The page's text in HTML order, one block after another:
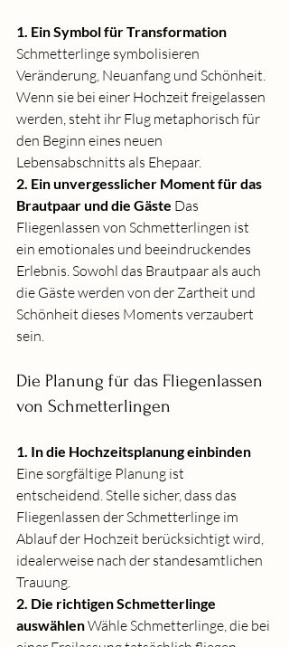
1. Ein Symbol für Transformation
Schmetterlinge symbolisieren
Veränderung, Neuanfang und Schönheit.
Wenn sie bei einer Hochzeit freigelassen
werden, steht ihr Flug metaphorisch für
den Beginn eines neuen
Lebensabschnitts als Ehepaar.
2. Ein unvergesslicher Moment für das
Brautpaar und die Gäste Das
Fliegenlassen von Schmetterlingen ist
ein emotionales und beeindruckendes
Erlebnis. Sowohl das Brautpaar als auch
die Gäste werden von der Zartheit und
Schönheit dieses Moments verzaubert
sein.
Die Planung für das Fliegenlassen
von Schmetterlingen
1. In die Hochzeitsplanung einbinden
Eine sorgfältige Planung ist
entscheidend. Stelle sicher, dass das
Fliegenlassen der Schmetterlinge im
Ablauf der Hochzeit berücksichtigt wird,
idealerweise nach der standesamtlichen
Trauung.
2. Die richtigen Schmetterlinge
auswählen Wähle Schmetterlinge, die bei